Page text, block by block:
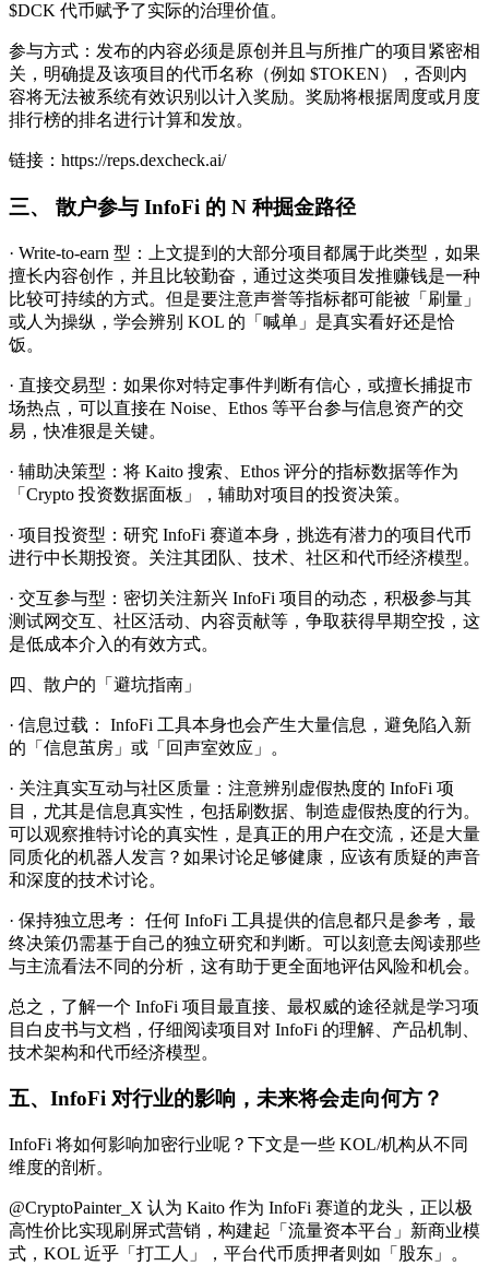
$DCK 代币赋予了实际的治理价值。
参与方式：发布的内容必须是原创并且与所推广的项目紧密相
关，明确提及该项目的代币名称（例如 $TOKEN），否则内
容将无法被系统有效识别以计入奖励。奖励将根据周度或月度
排行榜的排名进行计算和发放。
链接：https://reps.dexcheck.ai/
三、 散户参与 InfoFi 的 N 种掘金路径
· Write-to-earn 型：上文提到的大部分项目都属于此类型，如果
擅长内容创作，并且比较勤奋，通过这类项目发推赚钱是一种
比较可持续的方式。但是要注意声誉等指标都可能被「刷量」
或人为操纵，学会辨别 KOL 的「喊单」是真实看好还是恰
饭。
· 直接交易型：如果你对特定事件判断有信心，或擅长捕捉市
场热点，可以直接在 Noise、Ethos 等平台参与信息资产的交
易，快准狠是关键。
· 辅助决策型：将 Kaito 搜索、Ethos 评分的指标数据等作为
「Crypto 投资数据面板」，辅助对项目的投资决策。
· 项目投资型：研究 InfoFi 赛道本身，挑选有潜力的项目代币
进行中长期投资。关注其团队、技术、社区和代币经济模型。
· 交互参与型：密切关注新兴 InfoFi 项目的动态，积极参与其
测试网交互、社区活动、内容贡献等，争取获得早期空投，这
是低成本介入的有效方式。
四、散户的「避坑指南」
· 信息过载： InfoFi 工具本身也会产生大量信息，避免陷入新
的「信息茧房」或「回声室效应」。
· 关注真实互动与社区质量：注意辨别虚假热度的 InfoFi 项
目，尤其是信息真实性，包括刷数据、制造虚假热度的行为。
可以观察推特讨论的真实性，是真正的用户在交流，还是大量
同质化的机器人发言？如果讨论足够健康，应该有质疑的声音
和深度的技术讨论。
· 保持独立思考： 任何 InfoFi 工具提供的信息都只是参考，最
终决策仍需基于自己的独立研究和判断。可以刻意去阅读那些
与主流看法不同的分析，这有助于更全面地评估风险和机会。
总之，了解一个 InfoFi 项目最直接、最权威的途径就是学习项
目白皮书与文档，仔细阅读项目对 InfoFi 的理解、产品机制、
技术架构和代币经济模型。
五、InfoFi 对行业的影响，未来将会走向何方？
InfoFi 将如何影响加密行业呢？下文是一些 KOL/机构从不同
维度的剖析。
@CryptoPainter_X 认为 Kaito 作为 InfoFi 赛道的龙头，正以极
高性价比实现刷屏式营销，构建起「流量资本平台」新商业模
式，KOL 近乎「打工人」，平台代币质押者则如「股东」。